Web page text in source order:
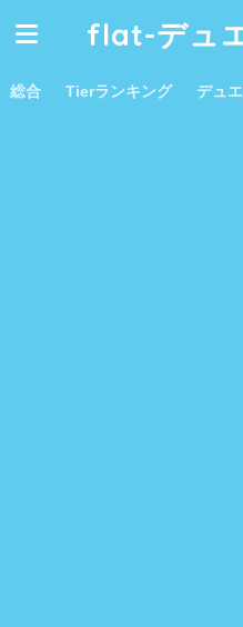
flat-デュ
総合 Tierランキング デュ